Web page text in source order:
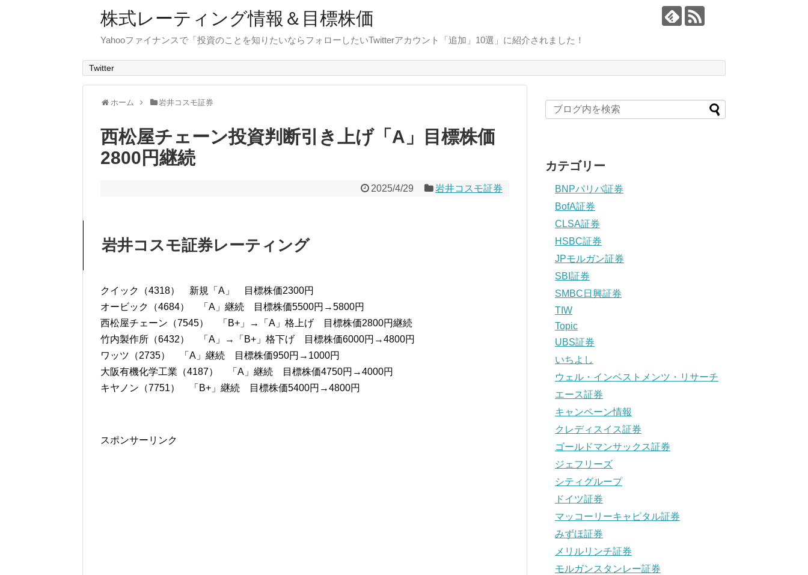
株式レーティング情報＆目標株価
Yahooファイナンスで「投資のことを知りたいならフォローしたいTwitterアカウント「追加」10選」に紹介されました！
Twitter
ホーム 岩井コスモ証券
西松屋チェーン投資判断引き上げ「A」目標株価
2800円継続
2025/4/29 岩井コスモ証券
岩井コスモ証券レーティング
クイック（4318） 新規「A」 目標株価2300円
オービック（4684） 「A」継続 目標株価5500円→5800円
西松屋チェーン（7545） 「B+」→「A」格上げ 目標株価2800円継続
竹内製作所（6432） 「A」→「B+」格下げ 目標株価6000円→4800円
ワッツ（2735） 「A」継続 目標株価950円→1000円
大阪有機化学工業（4187） 「A」継続 目標株価4750円→4000円
キヤノン（7751） 「B+」継続 目標株価5400円→4800円
スポンサーリンク
カテゴリー
BNPパリバ証券
BofA証券
CLSA証券
HSBC証券
JPモルガン証券
SBI証券
SMBC日興証券
TIW
Topic
UBS証券
いちよし
ウェル・インベストメンツ・リサーチ
エース証券
キャンペーン情報
クレディスイス証券
ゴールドマンサックス証券
ジェフリーズ
シティグループ
ドイツ証券
マッコーリーキャピタル証券
みずほ証券
メリルリンチ証券
モルガンスタンレー証券